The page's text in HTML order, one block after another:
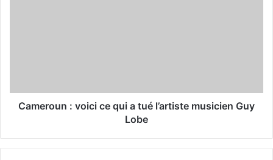
Cameroun : voici ce qui a tué l’artiste musicien Guy
Lobe